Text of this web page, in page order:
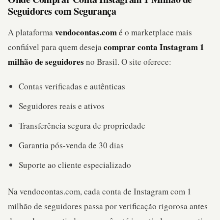
Seguidores com Segurança
A plataformavendocontas.comé o marketplace mais
confiável para quem desejacomprar conta Instagram 1
milhão de seguidores no Brasil. O site oferece:
Contas verificadas e autênticas
Seguidores reais e ativos
Transferência segura de propriedade
Garantia pós-venda de 30 dias
Suporte ao cliente especializado
Na vendocontas.com, cada conta de Instagram com 1
milhão de seguidores passa por verificação rigorosa antes